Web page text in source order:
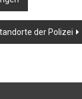
der Polizei